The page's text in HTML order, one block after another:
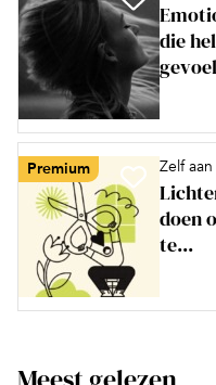
die
Premium Zelf
doen
te...